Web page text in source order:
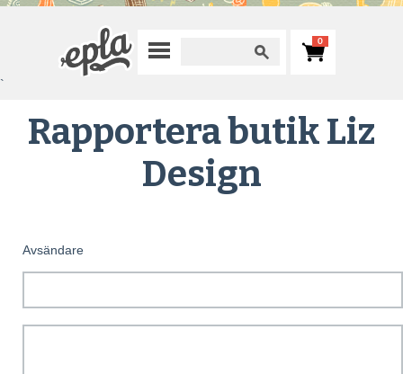
0
`
Rapportera butik Liz
Design
Avsändare